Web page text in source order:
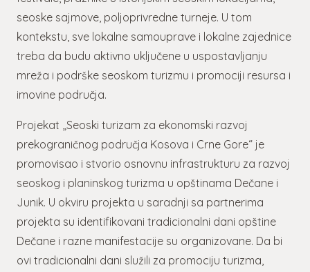
seoske sajmove, poljoprivredne turneje. U tom
kontekstu, sve lokalne samouprave i lokalne zajednice
treba da budu aktivno uključene u uspostavljanju
mreža i podrške seoskom turizmu i promociji resursa i
imovine područja.
Projekat „Seoski turizam za ekonomski razvoj
prekograničnog područja Kosova i Crne Gore“ je
promovisao i stvorio osnovnu infrastrukturu za razvoj
seoskog i planinskog turizma u opštinama Dečane i
Junik. U okviru projekta u saradnji sa partnerima
projekta su identifikovani tradicionalni dani opštine
Dečane i razne manifestacije su organizovane. Da bi
ovi tradicionalni dani služili za promociju turizma,